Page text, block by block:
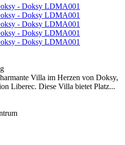
Villa im Herzen von Doksy,
Liberec. Diese Villa bietet Platz...